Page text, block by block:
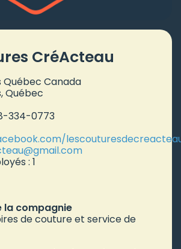
CréActeau
Canada
Québec
334-0773
@gmail.com
: 1
la compagnie
de couture et service de